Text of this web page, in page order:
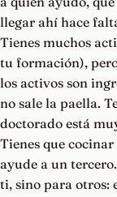
llegar ahí hace
Tienes muchos
tu formación),
los activos son
no sale la paella.
doctorado está
Tienes que
ayude a un
ti, sino para otros: